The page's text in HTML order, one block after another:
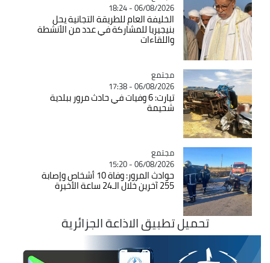
06/08/2026 - 18:24
الخليفة العام للطريقة التجانية يحل
بنيجيريا للمشاركة في عدد من الأنشطة
واللقاءات
Catégorie
مجتمع
06/08/2026 - 17:38
تيارت: 6 وفيات في حادث مرور ببلدية
شحيمة
Catégorie
مجتمع
06/08/2026 - 15:20
حوادث المرور: وفاة 10 أشخاص وإصابة
255 آخرين خلال الـ24 ساعة الأخيرة
تحميل تطبيق الاذاعة الجزائرية